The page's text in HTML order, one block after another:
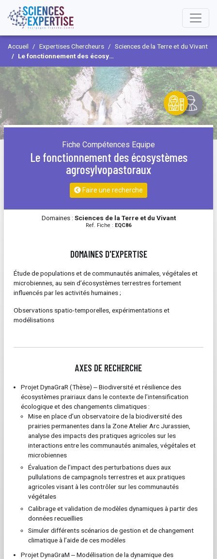
Accueil Expertises Chercheurs
Sciences de la Terre et du Vivant
Le fonctionnement des écosystèmes agrosylvopastoraux
Fiche Compétences Equipe
Le fonctionnement des écosystèmes
agrosylvopastoraux
Faire une recherche
Domaines : Sciences de la Terre et du Vivant
Ref. Fiche : EQC86
DOMAINES D'EXPERTISE
Étude de populations et de communautés animales, végétales et
microbiennes, au sein d’écosystèmes terrestres fortement
influencés par les activités humaines ;
Observations spatio-temporelles, expérimentations et
modélisations
AXES DE RECHERCHE
Projet DynaGraR (Thèse) ‒ Biodiversité et résilience des
écosystèmes prairiaux dans le contexte de l’intensification
écologique et des changements climatiques :
Mise en place d’un observatoire de la biodiversité des
prairies permanentes dans la Zone Atelier Arc Jurassien,
analyse des impacts des pratiques agricoles sur les
interactions entre les communautés animales, végétales et
microbiennes
Évaluation de l’impact des perturbations dues aux
pullulations de campagnols terrestres et aux pratiques
agricoles visant à les contrôler sur les communautés
végétales
Calibrage et validation de modèles dynamiques à partir des
données recueillies
Simuler différents scénarios de gestion et de changement
climatique à l’aide de ces modèles
Projet DynaGraM ‒ Modélisation de la dynamique des